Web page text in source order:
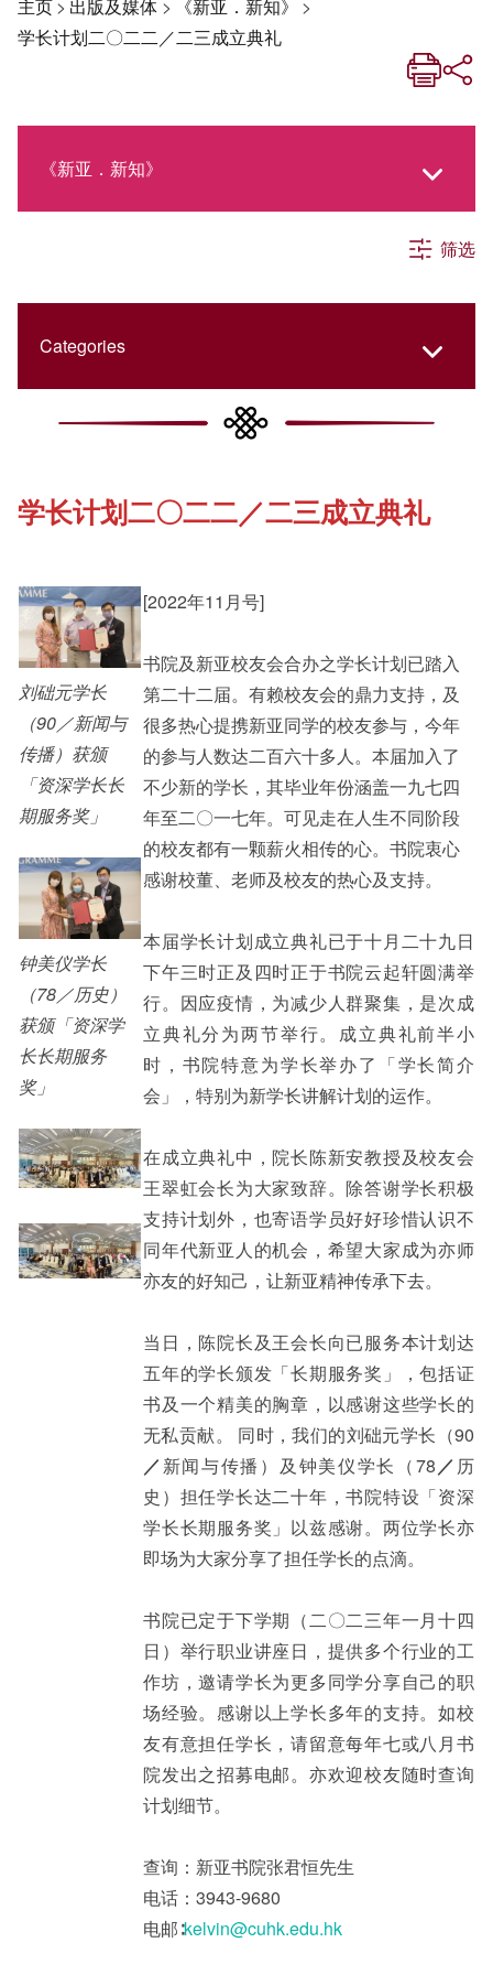
主页> 出版及媒体 > 《新亚．新知》 >
学长计划二〇二二／二三成立典礼
《新亚．新知》
社交媒体专栏
《新亚简讯》
《新亚书院概览》
其他书院出版
新亚影集
影片库
筛选
Categories
College Updates
Cultural Topics
Student Development
Staff Engagement
Alumni Connections
学长计划二〇二二／二三成立典礼
刘础元学长
（90／新闻与
传播）获颁
「资深学长长
期服务奖」
钟美仪学长
（78／历史）
获颁「资深学
长长期服务
奖」
[2022年11月号]
书院及新亚校友会合办之学长计划已踏入
第二十二届。有赖校友会的鼎力支持，及
很多热心提携新亚同学的校友参与，今年
的参与人数达二百六十多人。本届加入了
不少新的学长，其毕业年份涵盖一九七四
年至二〇一七年。可见走在人生不同阶段
的校友都有一颗薪火相传的心。书院衷心
感谢校董、老师及校友的热心及支持。
本届学长计划成立典礼已于十月二十九日
下午三时正及四时正于书院云起轩圆满举
行。因应疫情，为减少人群聚集，是次成
立典礼分为两节举行。成立典礼前半小
时，书院特意为学长举办了「学长简介
会」，特别为新学长讲解计划的运作。
在成立典礼中，院长陈新安教授及校友会
王翠虹会长为大家致辞。除答谢学长积极
支持计划外，也寄语学员好好珍惜认识不
同年代新亚人的机会，希望大家成为亦师
亦友的好知己，让新亚精神传承下去。
当日，陈院长及王会长向已服务本计划达
五年的学长颁发「长期服务奖」，包括证
书及一个精美的胸章，以感谢这些学长的
无私贡献。 同时，我们的刘础元学长（90
／ 新闻与传播）及钟美仪学长（78／ 历
史）担任学长达二十年，书院特设「资深
学长长期服务奖」以兹感谢。两位学长亦
即场为大家分享了担任学长的点滴。
书院已定于下学期（二〇二三年一月十四
日）举行职业讲座日，提供多个行业的工
作坊，邀请学长为更多同学分享自己的职
场经验。感谢以上学长多年的支持。如校
友有意担任学长，请留意每年七或八月书
院发出之招募电邮。亦欢迎校友随时查询
计划细节。
查询：新亚书院张君恒先生
电话：3943-9680
电邮∶kelvin@cuhk.edu.hk